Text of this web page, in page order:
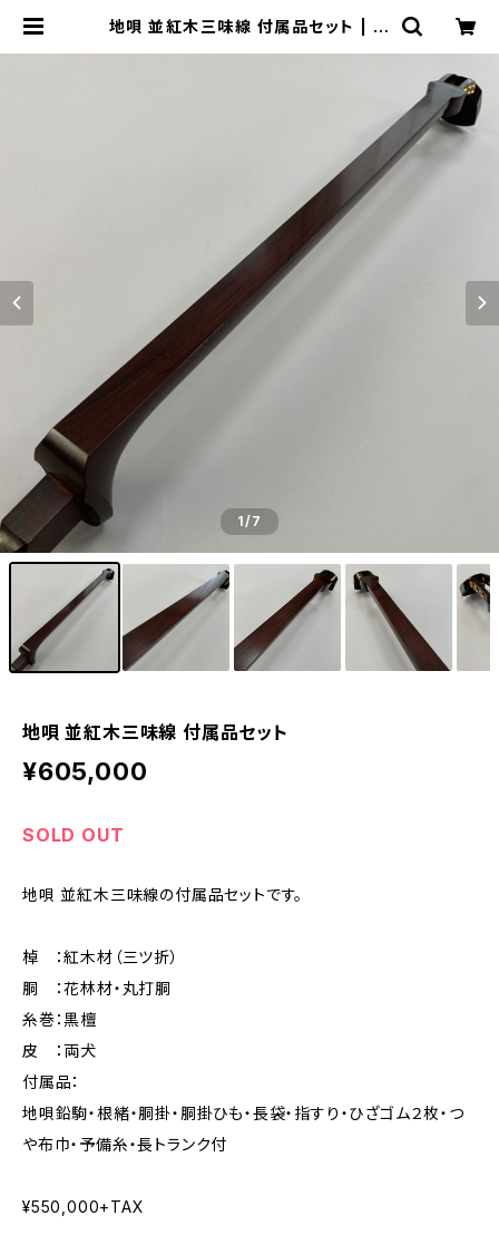
地唄 並紅木三味線 付属品セット | 松
1/7
地唄 並紅木三味線 付属品セット
¥605,000
SOLD OUT
地唄 並紅木三味線の付属品セットです。
棹 ：紅木材（三ツ折）
胴 ：花林材・丸打胴
糸巻：黒檀
皮 ：両犬
付属品：
地唄鉛駒・根緒・胴掛・胴掛ひも・長袋・指すり・ひざゴム２枚・つ
や布巾・予備糸・長トランク付
¥550,000+TAX